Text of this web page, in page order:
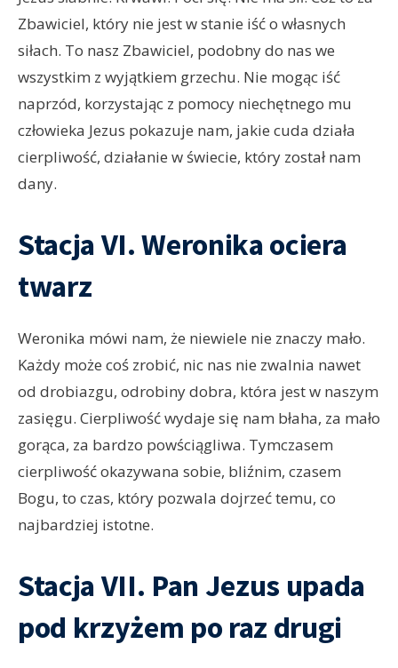
Zbawiciel, który nie jest w stanie iść o własnych
siłach. To nasz Zbawiciel, podobny do nas we
wszystkim z wyjątkiem grzechu. Nie mogąc iść
naprzód, korzystając z pomocy niechętnego mu
człowieka Jezus pokazuje nam, jakie cuda działa
cierpliwość, działanie w świecie, który został nam
dany.
Stacja VI. Weronika ociera
twarz
Weronika mówi nam, że niewiele nie znaczy mało.
Każdy może coś zrobić, nic nas nie zwalnia nawet
od drobiazgu, odrobiny dobra, która jest w naszym
zasięgu. Cierpliwość wydaje się nam błaha, za mało
gorąca, za bardzo powściągliwa. Tymczasem
cierpliwość okazywana sobie, bliźnim, czasem
Bogu, to czas, który pozwala dojrzeć temu, co
najbardziej istotne.
Stacja VII. Pan Jezus upada
pod krzyżem po raz drugi